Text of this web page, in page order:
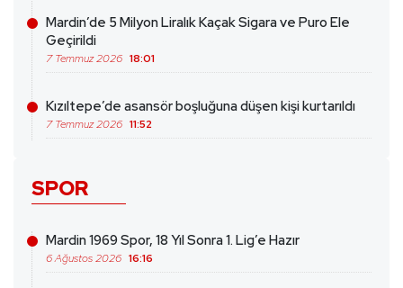
Mardin’de 5 Milyon Liralık Kaçak Sigara ve Puro Ele
Geçirildi
7 Temmuz 2026 18:01
Kızıltepe’de asansör boşluğuna düşen kişi kurtarıldı
7 Temmuz 2026 11:52
SPOR
Mardin 1969 Spor, 18 Yıl Sonra 1. Lig’e Hazır
6 Ağustos 2026 16:16